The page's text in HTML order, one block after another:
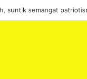
Siow Kong Choon